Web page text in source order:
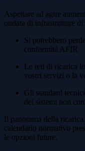
Aspettare ad agire
ondata di infrastrutture di
Si potrebbero
conformità AFIR
Le reti di ricarica
vostri servizi o la
Gli standard
dei sistemi non
Il panorama della
calendario normativo
le opzioni future.